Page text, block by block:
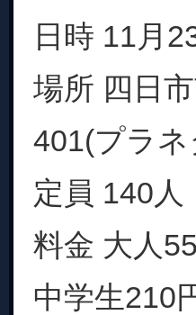
日時 11月
場所 四日
401(プラ
定員 140人
料金 大人
中学生210